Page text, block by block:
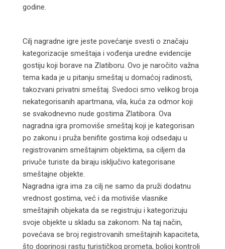
godine.
Cilj nagradne igre jeste povećanje svesti o značaju
kategorizacije smeštaja i vođenja uredne evidencije
gostiju koji borave na Zlatiboru. Ovo je naročito važna
tema kada je u pitanju smeštaj u domaćoj radinosti,
takozvani privatni smeštaj. Svedoci smo velikog broja
nekategorisanih apartmana, vila, kuća za odmor koji
se svakodnevno nude gostima Zlatibora. Ova
nagradna igra promoviše smeštaj koji je kategorisan
po zakonu i pruža benifite gostima koji odsedaju u
registrovanim smeštajnim objektima, sa ciljem da
privuče turiste da biraju isključivo kategorisane
smeštajne objekte.
Nagradna igra ima za cilj ne samo da pruži dodatnu
vrednost gostima, već i da motiviše vlasnike
smeštajnih objekata da se registruju i kategorizuju
svoje objekte u skladu sa zakonom. Na taj način,
povećava se broj registrovanih smeštajnih kapaciteta,
što doprinosi rastu turističkog prometa, boljoj kontroli